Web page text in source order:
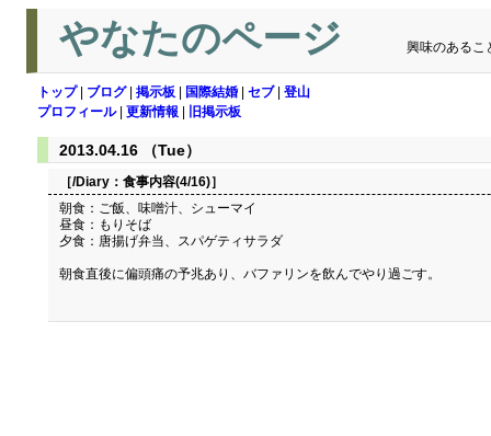
やなたのページ 興味のあるこ
トップ| ブログ| 掲示板 国際結婚 セブ| 登山
プロフィール| 更新情報 旧掲示板
2013.04.16 （Tue）
［/Diary： 食事内容(4/16)］
朝食：ご飯、味噌汁、シューマイ
昼食：もりそば
夕食：唐揚げ弁当、スパゲティサラダ
朝食直後に偏頭痛の予兆あり、バファリンを飲んでやり過ごす。